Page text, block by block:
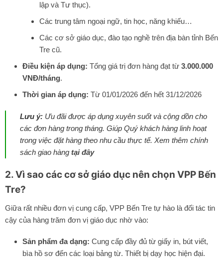
lập và Tư thục).
Các trung tâm ngoại ngữ, tin học, năng khiếu…
Các cơ sở giáo dục, đào tạo nghề trên địa bàn tỉnh Bến
Tre cũ.
Điều kiện áp dụng: Tổng giá trị đơn hàng đạt từ 3.000.000
VNĐ/tháng.
Thời gian áp dụng: Từ 01/01/2026 đến hết 31/12/2026
Lưu ý: Ưu đãi được áp dụng xuyên suốt và cộng dồn cho
các đơn hàng trong tháng. Giúp Quý khách hàng linh hoạt
trong việc đặt hàng theo nhu cầu thực tế. Xem thêm chính
sách giao hàngtại đây
2. Vì sao các cơ sở giáo dục nên chọn VPP Bến
Tre?
Giữa rất nhiều đơn vị cung cấp, VPP Bến Tre tự hào là đối tác tin
cậy của hàng trăm đơn vị giáo dục nhờ vào:
Sản phẩm đa dạng: Cung cấp đầy đủ từ giấy in, bút viết,
bìa hồ sơ đến các loại bảng từ. Thiết bị dạy học hiện đại.